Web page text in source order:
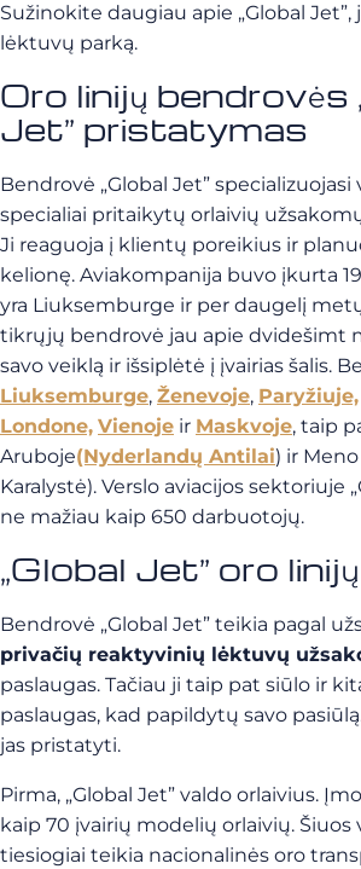
Sužinokite daugiau apie „Global Jet”,
lėktuvų parką.
Oro linijų bendrovės
Jet” pristatymas
Bendrovė „Global Jet” specializuojasi
specialiai pritaikytų orlaivių
Ji reaguoja į klientų poreikius ir
kelionę. Aviakompanija buvo įkurta
yra Liuksemburge ir per daugelį
tikrųjų bendrovė jau apie dvidešimt
savo veiklą ir išsiplėtė į įvairias šalis.
Liuksemburge, Ženevoje, Paryžiuje,
Londone, Vienoje ir Maskvoje, taip
Aruboje(Nyderlandų Antilai) ir
Karalystė). Verslo aviacijos sektoriuje
ne mažiau kaip 650 darbuotojų.
„Global Jet” oro
Bendrovė „Global Jet” teikia pagal
privačių reaktyvinių lėktuvų
paslaugas. Tačiau ji taip pat siūlo ir
paslaugas, kad papildytų savo
jas pristatyti.
Pirma, „Global Jet” valdo orlaivius.
kaip 70 įvairių modelių orlaivių. Šiuos
tiesiogiai teikia nacionalinės oro